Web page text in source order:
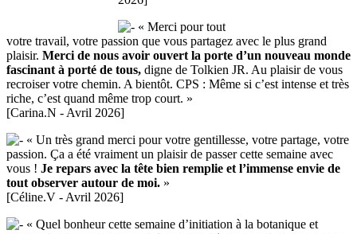
« Merci pour tout
votre travail, votre passion que vous partagez avec le plus grand
plaisir. Merci de nous avoir ouvert la porte d’un nouveau monde
fascinant à porté de tous, digne de Tolkien JR. Au plaisir de vous
recroiser votre chemin. A bientôt. CPS : Même si c’est intense et très
riche, c’est quand même trop court. »
[Carina.N - Avril 2026]
« Un très grand merci pour votre gentillesse, votre partage, votre
passion. Ça a été vraiment un plaisir de passer cette semaine avec
vous ! Je repars avec la tête bien remplie et l’immense envie de
tout observer autour de moi. »
[Céline.V - Avril 2026]
« Quel bonheur cette semaine d’initiation à la botanique et